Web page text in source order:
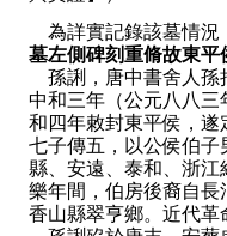
為詳實記錄該墓情況
墓左側碑刻重脩故東平
孫誗，唐中書舍人孫
中和三年（公元八八
和四年敕封東平侯，
七子傳五，以公侯伯
縣、安遠、泰和、浙
樂年間，伯房後裔自
香山縣翠亨鄉。近代